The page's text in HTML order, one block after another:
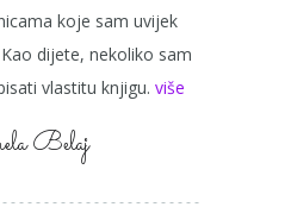
koje sam uvijek
dijete, nekoliko sam
vlastitu knjigu. više
Belaj